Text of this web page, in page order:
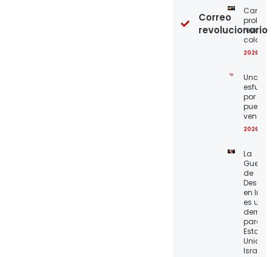
Carta
2026-
por el
pueblo
2026-
La
Guerra
de
en Irán
es una
derrota
para
Unidos
Israel
Correo
revolucionario